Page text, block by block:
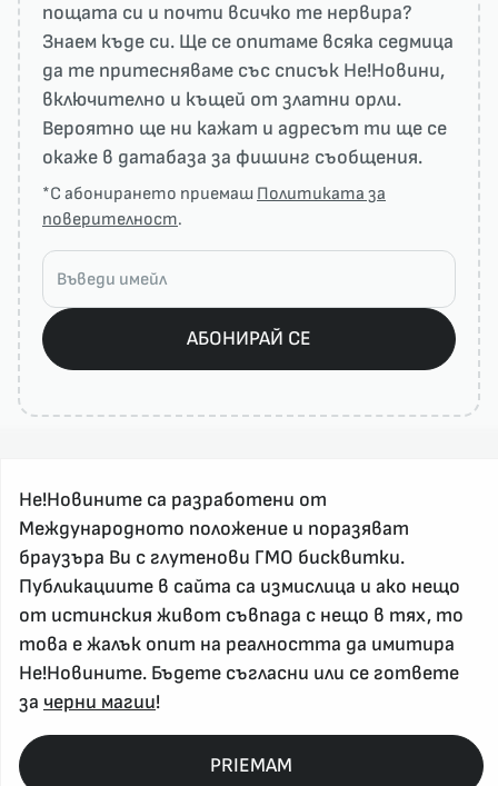
пощата си и почти всичко те нервира?
Знаем къде си. Ще се опитаме всяка седмица
да те притесняваме със списък He!Новини,
включително и къщей от златни орли.
Вероятно ще ни кажат и адресът ти ще се
окаже в датабаза за фишинг съобщения.
*С абонирането приемаш Политиката за
поверителност.
АБОНИРАЙ СЕ
За реклама и връзка с нас, пишете на
nenovinite@gmail.com
Контакт
За нас
Напиши Не!Новина
Абонирай се
Не!Новините са разработени от
Международното положение и поразяват
браузъра Ви с глутенови ГМО бисквитки.
Публикациите в сайта са измислица и ако нещо
от истинския живот съвпада с нещо в тях, то
това е жалък опит на реалността да имитира
Не!Новините. Бъдете съгласни или се гответе
за черни магии!
PRIEMAM